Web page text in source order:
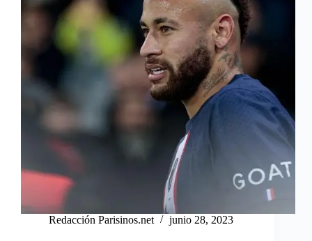
Redacción Parisinos.net junio 28, 2023